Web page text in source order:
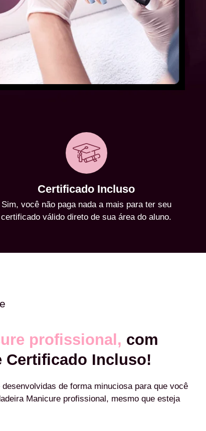
Certificado Incluso
Sim, você não paga nada a mais para ter seu
certificado válido direto de sua área do aluno.
profissional, com
Certificado Incluso!
de forma minuciosa para que você
Manicure profissional, mesmo que esteja